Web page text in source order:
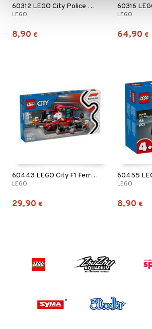
60312 LEGO City Police Poliisiauto
LEGO
8,90 €
LEGO
64,90 €
60443 LEGO City F1 Ferrari Varikkopysähdys
LEGO
29,90 €
LEGO
8,90 €